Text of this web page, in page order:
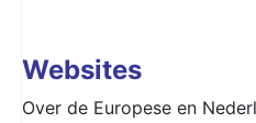
Websites
Over de Europese en